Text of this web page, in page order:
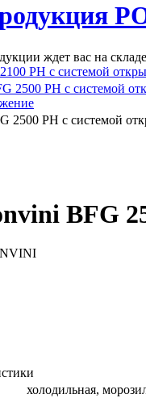
ждет вас на
PH с системой
BFG
холодильная,